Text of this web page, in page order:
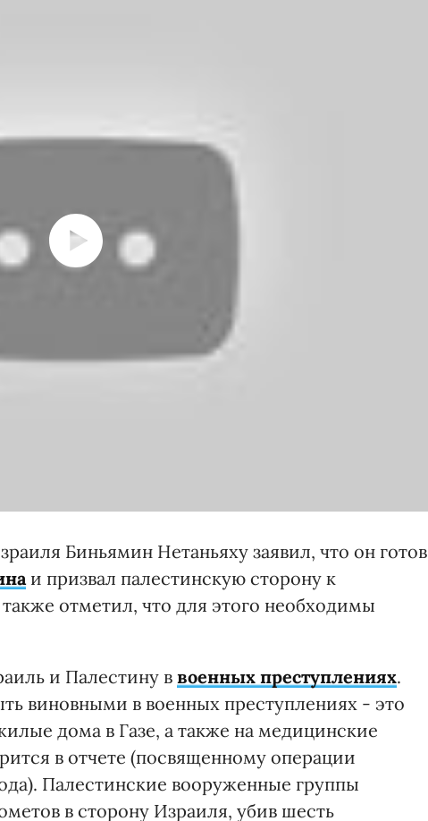
Биньямин Нетаньяху заявил, что он готов
и призвал палестинскую сторону к
отметил, что для этого необходимы
и Палестину в военных преступлениях.
виновными в военных преступлениях - это
дома в Газе, а также на медицинские
в отчете (посвященному операции
Палестинские вооруженные группы
в сторону Израиля, убив шесть